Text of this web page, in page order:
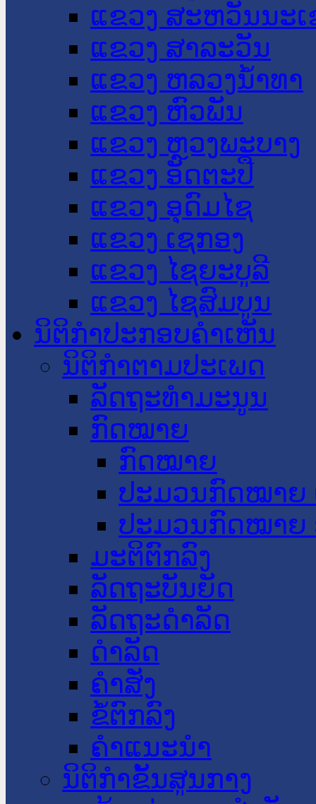
ແຂວງ ສະຫວັນນະ
ແຂວງ ສາລະວັນ
ແຂວງ ຫລວງນໍ້າທາ
ແຂວງ ຫົວພັນ
ແຂວງ ຫຼວງພະບາງ
ແຂວງ ອັດຕະປື
ແຂວງ ອຸດົມໄຊ
ແຂວງ ເຊກອງ
ແຂວງ ໄຊຍະບູລີ
ແຂວງ ໄຊສົມບູນ
ນິຕິກໍາປະກອບຄໍາເຫັນ
ນິຕິກໍາຕາມປະເພດ
ລັດຖະທໍາມະນູນ
ກົດໝາຍ
ກົດໝາຍ
ປະມວນກົດໝາຍ
ປະມວນກົດໝາຍ
ມະຕິຕົກລົງ
ລັດຖະບັນຍັດ
ລັດຖະດໍາລັດ
ດໍາລັດ
ຄໍາສັ່ງ
ຂໍ້ຕົກລົງ
ຄໍາແນະນໍາ
ນິຕິກຳຂັ້ນສູນກາງ